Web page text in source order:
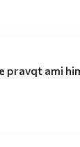
pravqt ami